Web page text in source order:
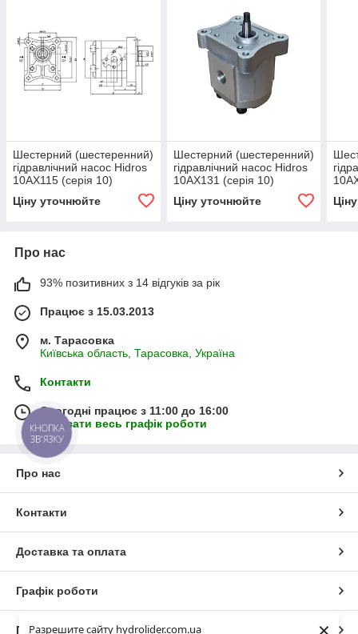
Разрешите сайту hydrolider.com.ua
Шестерний (шестеренний)
гідравлічний насос Hidros
10АХ115 (серія 10)
Ціну уточнюйте
Шестерний (шестеренний)
гідравлічний насос Hidros
10АХ131 (серія 10)
Ціну уточнюйте
Про нас
93% позитивних з 14 відгуків за рік
Працює з 15.03.2013
м. Тарасовка
Київська область, Тарасовка, Україна
Контакти
Сьогодні працює з 11:00 до 16:00
Показати весь графік роботи
Про нас
Контакти
Доставка та оплата
Графік роботи
Повна версія сайту
КНОПКА
ЗВ'ЯЗКУ